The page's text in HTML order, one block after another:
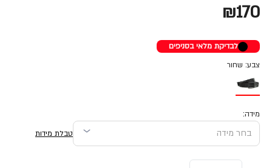
₪170
לבדיקת מלאי בסניפים
צבע: שחור
מידה:
טבלת מידות